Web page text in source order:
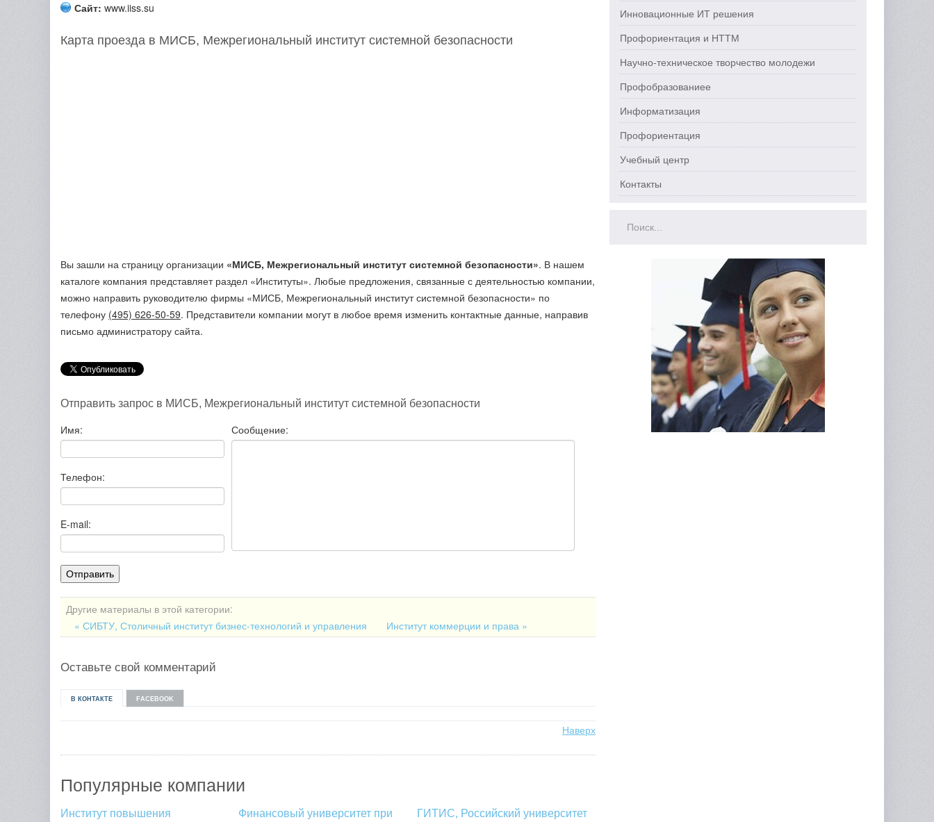
Сайт: www.iiss.su
Карта проезда в МИСБ, Межрегиональный институт системной безопасности
Вы зашли на страницу организации «МИСБ, Межрегиональный институт системной безопасности». В нашем
каталоге компания представляет раздел «Институты». Любые предложения, связанные с деятельностью компании,
можно направить руководителю фирмы «МИСБ, Межрегиональный институт системной безопасности» по
телефону (495) 626-50-59. Представители компании могут в любое время изменить контактные данные, направив
письмо администратору сайта.
Отправить запрос в МИСБ, Межрегиональный институт системной безопасности
Имя:
Телефон:
E-mail:
Сообщение:
Другие материалы в этой категории:
« СИБТУ, Столичный институт бизнес-технологий и управления
Институт коммерции и права »
Оставьте свой комментарий
В КОНТАКТЕ FACEBOOK
Наверх
Популярные компании
Институт повышения
Финансовый университет при
ГИТИС, Российский университет
Инновационные ИТ решения
Профориентация и НТТМ
Научно-техническое творчество молодежи
Профобразованиее
Информатизация
Профориентация
Учебный центр
Контакты